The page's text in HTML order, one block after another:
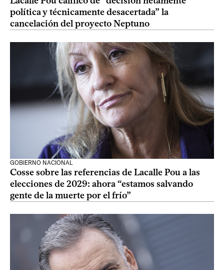
política y técnicamente desacertada” la
cancelación del proyecto Neptuno
GOBIERNO NACIONAL
Cosse sobre las referencias de Lacalle Pou a las
elecciones de 2029: ahora “estamos salvando
gente de la muerte por el frío”